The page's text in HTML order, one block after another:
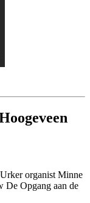
organist Minne
De Opgang aan de